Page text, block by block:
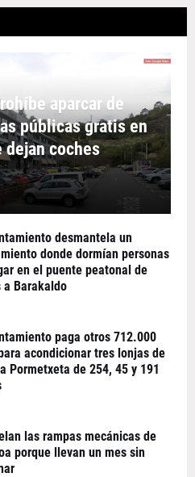
aparcar de
públicas gratis en
dejan coches
desmantela un
donde dormían personas
en el puente peatonal de
a Barakaldo
paga otros 712.000
acondicionar tres lonjas de
Pormetxeta de 254, 45 y 191
las rampas mecánicas de
porque llevan un mes sin